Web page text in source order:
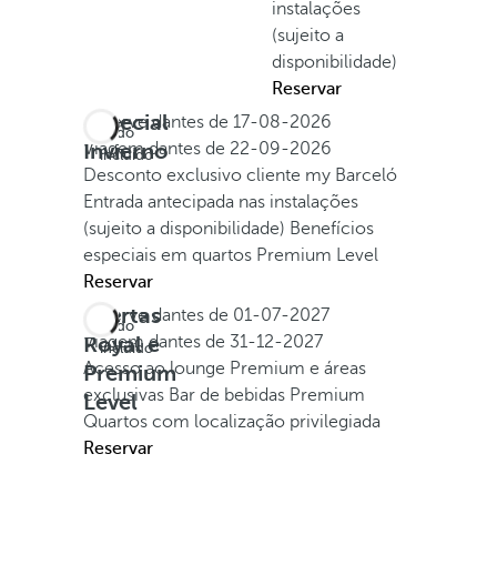
instalações
(sujeito a
disponibilidade)
Reservar
Especial
Invierno
Tudo
incluído
Reserve dantes de 17-08-2026
Viagem dantes de 22-09-2026
Desconto exclusivo cliente my Barceló
Entrada antecipada nas instalações
(sujeito a disponibilidade) Benefícios
especiais em quartos Premium Level
Reservar
Ofertas
Royal e
Premium
Level
Tudo
incluído
Reserve dantes de 01-07-2027
Viagem dantes de 31-12-2027
Acesso ao lounge Premium e áreas
exclusivas Bar de bebidas Premium
Quartos com localização privilegiada
Reservar